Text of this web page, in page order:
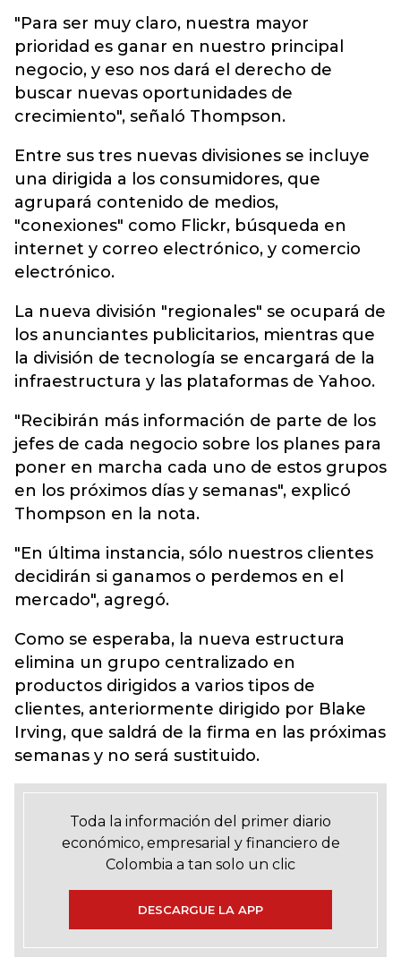
"Para ser muy claro, nuestra mayor
prioridad es ganar en nuestro principal
negocio, y eso nos dará el derecho de
buscar nuevas oportunidades de
crecimiento", señaló Thompson.
Entre sus tres nuevas divisiones se incluye
una dirigida a los consumidores, que
agrupará contenido de medios,
"conexiones" como Flickr, búsqueda en
internet y correo electrónico, y comercio
electrónico.
La nueva división "regionales" se ocupará de
los anunciantes publicitarios, mientras que
la división de tecnología se encargará de la
infraestructura y las plataformas de Yahoo.
"Recibirán más información de parte de los
jefes de cada negocio sobre los planes para
poner en marcha cada uno de estos grupos
en los próximos días y semanas", explicó
Thompson en la nota.
"En última instancia, sólo nuestros clientes
decidirán si ganamos o perdemos en el
mercado", agregó.
Como se esperaba, la nueva estructura
elimina un grupo centralizado en
productos dirigidos a varios tipos de
clientes, anteriormente dirigido por Blake
Irving, que saldrá de la firma en las próximas
semanas y no será sustituido.
Toda la información del primer diario
económico, empresarial y financiero de
Colombia a tan solo un clic
DESCARGUE LA APP